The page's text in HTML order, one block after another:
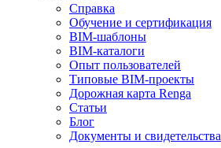
Справка
Обучение и сертификация
BIM-шаблоны
BIM-каталоги
Опыт пользователей
Типовые BIM-проекты
Дорожная карта Renga
Статьи
Блог
Документы и свидетельства